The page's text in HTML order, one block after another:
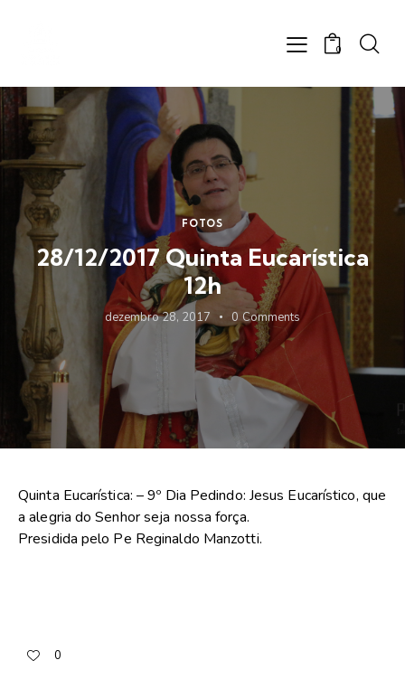
0
FOTOS
28/12/2017 Quinta Eucarística
12h
dezembro 28, 2017 0 Comments
Quinta Eucarística: – 9º Dia Pedindo: Jesus Eucarístico, que
a alegria do Senhor seja nossa força.
Presidida pelo Pe Reginaldo Manzotti.
0